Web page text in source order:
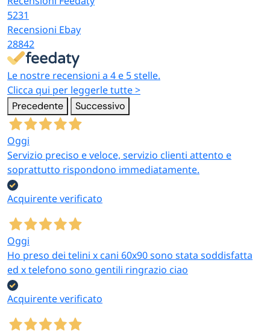
5231
Recensioni Ebay
28842
Le nostre recensioni a 4 e 5 stelle.
Clicca qui per leggerle tutte >
Precedente Successivo
Oggi
Servizio preciso e veloce, servizio clienti attento e
soprattutto rispondono immediatamente.
Acquirente verificato
Oggi
Ho preso dei telini x cani 60x90 sono stata soddisfatta
ed x telefono sono gentili ringrazio ciao
Acquirente verificato